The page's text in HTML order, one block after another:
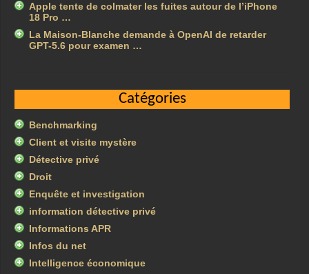
Apple tente de colmater les fuites autour de l’iPhone
18 Pro …
La Maison-Blanche demande à OpenAI de retarder
GPT-5.6 pour examen …
Catégories
Benchmarking
Client et visite mystère
Détective privé
Droit
Enquête et investigation
information détective privé
Informations APR
Infos du net
Intelligence économique